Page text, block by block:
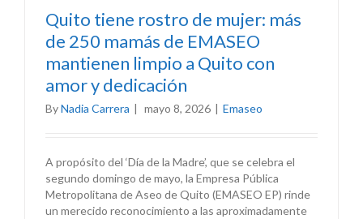
Quito tiene rostro de mujer: más
de 250 mamás de EMASEO
mantienen limpio a Quito con
amor y dedicación
ByNadia Carrera | mayo 8, 2026 | Emaseo
A propósito del ‘Día de la Madre’, que se celebra el
segundo domingo de mayo, la Empresa Pública
Metropolitana de Aseo de Quito (EMASEO EP) rinde
un merecido reconocimiento a las aproximadamente